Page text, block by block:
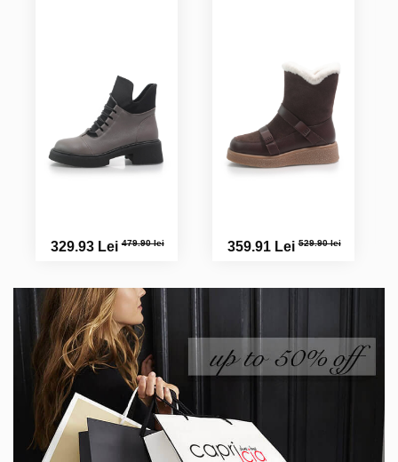
329.93 Lei479.90 lei 359.91 Lei529.90 lei